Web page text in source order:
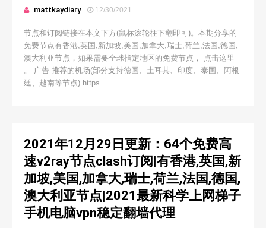
mattkaydiary 12/30/2021
节点和订阅链接在本文下方(鼠标滚轮往下翻即可)。本期分享的
免费节点有香港,英国,新加坡,美国,加拿大,瑞士,荷兰,法国,德国,
澳大利亚节点，如果需要全球指定地区的免费节点， 点击这里
。 广告 推荐的机场(部分支持德国、土耳其、印度、泰国、阿根
廷、越南等节点) https...
2021年12月29日更新：64个免费高
速v2ray节点clash订阅|有香港,英国,新
加坡,美国,加拿大,瑞士,荷兰,法国,德国,
澳大利亚节点|2021最新科学上网梯子
手机电脑vpn稳定翻墙代理